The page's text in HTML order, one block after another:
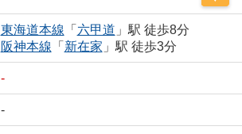
東海道本線 「 六甲道 」駅 徒歩8分
阪神本線 「 新在家 」駅 徒歩3分
-
-